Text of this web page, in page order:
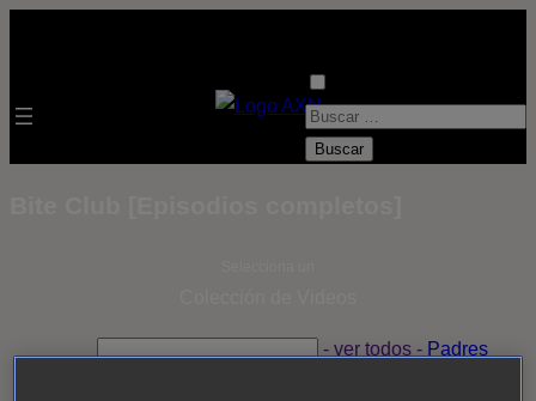
B
- ver todos - Padres